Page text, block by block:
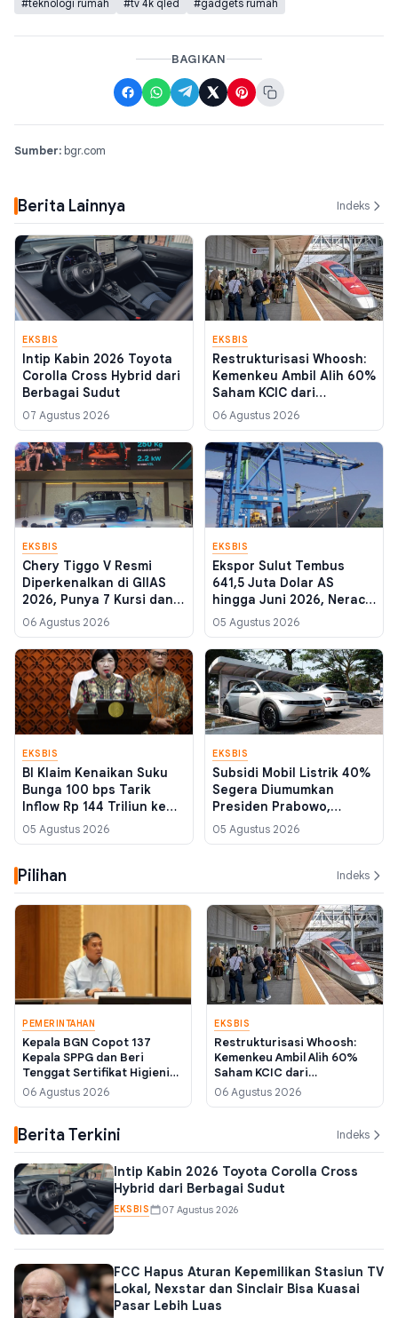
#teknologi rumah #tv 4k qled #gadgets rumah
BAGIKAN
Sumber:bgr.com
Berita Lainnya Indeks
EKSBIS
Intip Kabin 2026 Toyota
Corolla Cross Hybrid dari
Berbagai Sudut
07 Agustus 2026
EKSBIS
Restrukturisasi Whoosh:
Kemenkeu Ambil Alih 60%
Saham KCIC dari
Konsorsium BUMN, Target
Rampung September
06 Agustus 2026
EKSBIS
Chery Tiggo V Resmi
Diperkenalkan di GIIAS
2026, Punya 7 Kursi dan
Ground Clearance 220
mm
06 Agustus 2026
EKSBIS
Ekspor Sulut Tembus
641,5 Juta Dolar AS
hingga Juni 2026, Neraca
Dagang Surplus 540 Juta
Dolar AS
05 Agustus 2026
EKSBIS
BI Klaim Kenaikan Suku
Bunga 100 bps Tarik
Inflow Rp 144 Triliun ke
SBN dan SRBI
05 Agustus 2026
EKSBIS
Subsidi Mobil Listrik 40%
Segera Diumumkan
Presiden Prabowo,
Menkeu Sebut Stimulus
EV dalam 2-3 Pekan
05 Agustus 2026
Pilihan Indeks
PEMERINTAHAN
Kepala BGN Copot 137
Kepala SPPG dan Beri
Tenggat Sertifikat Higienis
hingga 10 Agustus 2026
06 Agustus 2026
EKSBIS
Restrukturisasi Whoosh:
Kemenkeu Ambil Alih 60%
Saham KCIC dari
Konsorsium BUMN, Target
Rampung September
06 Agustus 2026
Berita Terkini Indeks
Intip Kabin 2026 Toyota Corolla Cross
Hybrid dari Berbagai Sudut
EKSBIS 07 Agustus 2026
FCC Hapus Aturan Kepemilikan Stasiun TV
Lokal, Nexstar dan Sinclair Bisa Kuasai
Pasar Lebih Luas